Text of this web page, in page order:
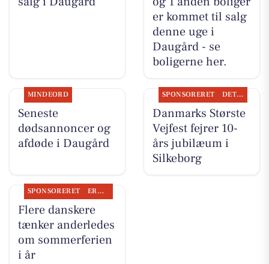
er kommet til salg
denne uge i
Daugård - se
boligerne her.
MINDEORD
Seneste
dødsannoncer og
afdøde i Daugård
SPONSORERET DET SKER
Danmarks Største
Vejfest fejrer 10-
års jubilæum i
Silkeborg
SPONSORERET ERHVERV
Flere danskere
tænker anderledes
om sommerferien
i år